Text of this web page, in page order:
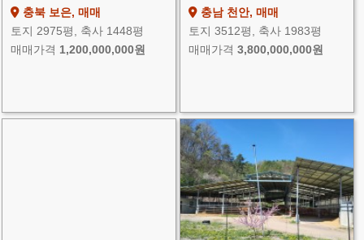
충북 보은, 매매
토지 2975평, 축사 1448평
매매가격 1,200,000,000원
충남 천안, 매매
토지 3512평, 축사 1983평
매매가격 3,800,000,000원